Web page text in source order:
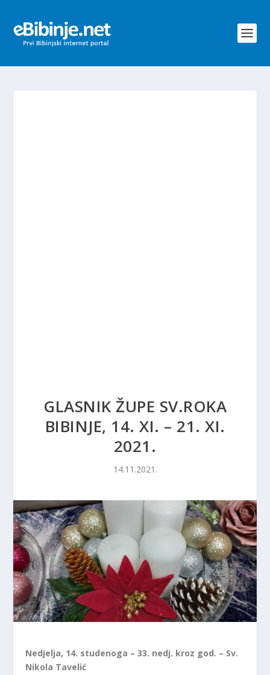
GLASNIK ŽUPE SV.ROKA
BIBINJE, 14. XI. – 21. XI.
2021.
14.11.2021.
Nedjelja, 14. studenoga – 33. nedj. kroz god. – Sv.
Nikola Tavelić